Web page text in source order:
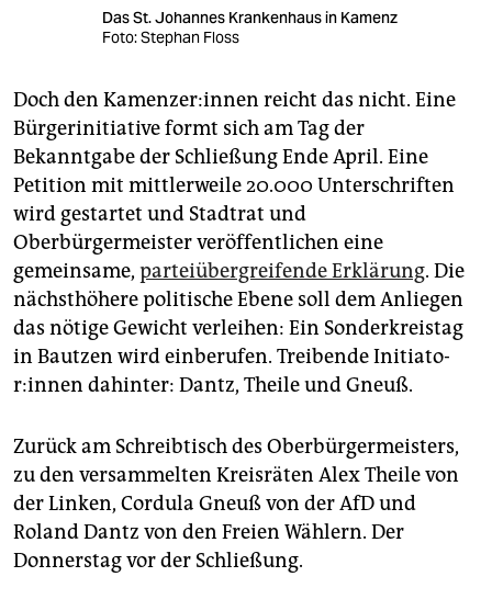
Das St. Johannes Krankenhaus in Kamenz
Foto: Stephan Floss
Doch den Ka­men­ze­r:in­nen reicht das nicht. Eine
Bürgerinitiative formt sich am Tag der
Bekanntgabe der Schließung Ende April. Eine
Petition mit mittlerweile 20.000 Unterschriften
wird gestartet und Stadtrat und
Oberbürgermeister veröffentlichen eine
gemeinsame, parteiübergreifende Erklärung. Die
nächsthöhere politische Ebene soll dem Anliegen
das nötige Gewicht verleihen: Ein Sonderkreistag
in Bautzen wird einberufen. Treibende In­itia­to­
r:in­nen dahinter: Dantz, Theile und Gneuß.
Zurück am Schreibtisch des Oberbürgermeisters,
zu den versammelten Kreisräten Alex Theile von
der Linken, Cordula Gneuß von der AfD und
Roland Dantz von den Freien Wählern. Der
Donnerstag vor der Schließung.